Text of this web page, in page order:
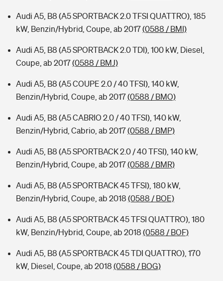
Audi A5, B8 (A5 SPORTBACK 2.0 TFSI QUATTRO), 185
kW, Benzin/Hybrid, Coupe, ab 2017(0588 / BMI)
Audi A5, B8 (A5 SPORTBACK 2.0 TDI), 100 kW, Diesel,
Coupe, ab 2017(0588 / BMJ)
Audi A5, B8 (A5 COUPE 2.0 / 40 TFSI), 140 kW,
Benzin/Hybrid, Coupe, ab 2017(0588 / BMO)
Audi A5, B8 (A5 CABRIO 2.0 / 40 TFSI), 140 kW,
Benzin/Hybrid, Cabrio, ab 2017(0588 / BMP)
Audi A5, B8 (A5 SPORTBACK 2.0 / 40 TFSI), 140 kW,
Benzin/Hybrid, Coupe, ab 2017(0588 / BMR)
Audi A5, B8 (A5 SPORTBACK 45 TFSI), 180 kW,
Benzin/Hybrid, Coupe, ab 2018 (0588 / BOE)
Audi A5, B8 (A5 SPORTBACK 45 TFSI QUATTRO), 180
kW, Benzin/Hybrid, Coupe, ab 2018 (0588 / BOF)
Audi A5, B8 (A5 SPORTBACK 45 TDI QUATTRO), 170
kW, Diesel, Coupe, ab 2018 (0588 / BOG)